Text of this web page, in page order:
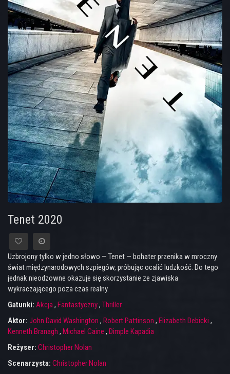
Tenet 2020
Uzbrojony tylko w jedno słowo — Tenet — bohater przenika w mroczny
świat międzynarodowych szpiegów, próbując ocalić ludzkość. Do tego
jednak nieodzowne okazuje się skorzystanie ze zjawiska
wykraczającego poza czas realny.
Gatunki: Akcja, Fantastyczny, Thriller
Aktor: John David Washington , Robert Pattinson , Elizabeth Debicki ,
Kenneth Branagh , Michael Caine , Dimple Kapadia
Reżyser: Christopher Nolan
Scenarzysta: Christopher Nolan